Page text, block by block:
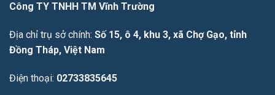
Công TY TNHH TM Vĩnh Trường
Địa chỉ trụ sở chính: Số 15, ô 4, khu 3, xã Chợ Gạo, tỉnh
Đồng Tháp, Việt Nam
Điện thoại: 02733835645